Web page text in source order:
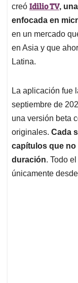
creó Idilio TV,
enfocada en
en un mercado
en Asia y que
Latina.
La aplicación fue
septiembre de
una versión beta
originales. Cada
capítulos que no
duración. Todo
únicamente